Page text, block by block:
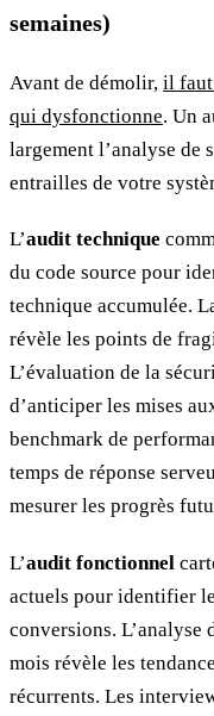
semaines)
Avant de démolir, il faut
qui dysfonctionne. Un
largement l’analyse de
entrailles de votre
L’audit technique
du code source pour
technique accumulée.
révèle les points de
L’évaluation de la
d’anticiper les mises
benchmark de
temps de réponse
mesurer les progrès
L’audit fonctionnel
actuels pour identifier
conversions. L’analyse
mois révèle les
récurrents. Les